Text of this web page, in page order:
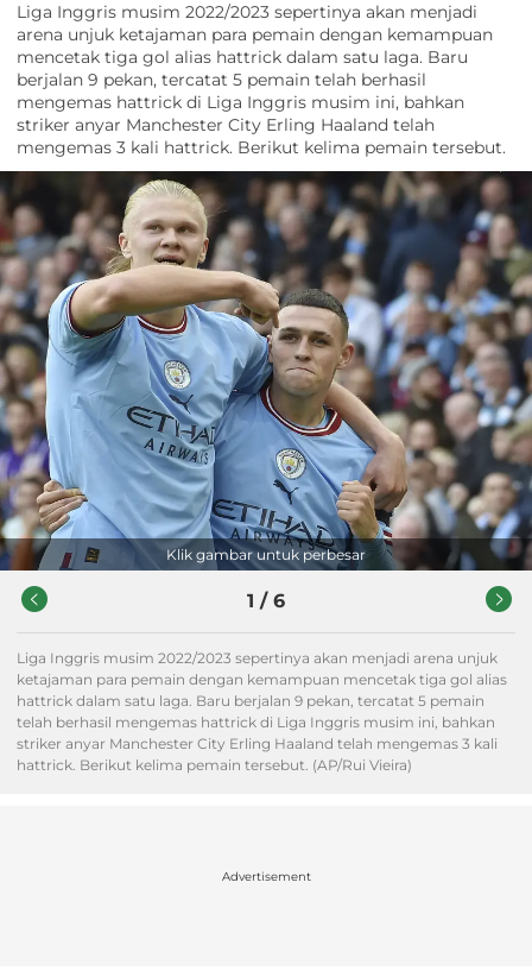
Liga Inggris musim 2022/2023 sepertinya akan menjadi
arena unjuk ketajaman para pemain dengan kemampuan
mencetak tiga gol alias hattrick dalam satu laga. Baru
berjalan 9 pekan, tercatat 5 pemain telah berhasil
mengemas hattrick di Liga Inggris musim ini, bahkan
striker anyar Manchester City Erling Haaland telah
mengemas 3 kali hattrick. Berikut kelima pemain tersebut.
Klik gambar untuk perbesar
1 / 6
Liga Inggris musim 2022/2023 sepertinya akan menjadi arena unjuk
ketajaman para pemain dengan kemampuan mencetak tiga gol alias
hattrick dalam satu laga. Baru berjalan 9 pekan, tercatat 5 pemain
telah berhasil mengemas hattrick di Liga Inggris musim ini, bahkan
striker anyar Manchester City Erling Haaland telah mengemas 3 kali
hattrick. Berikut kelima pemain tersebut. (AP/Rui Vieira)
Advertisement